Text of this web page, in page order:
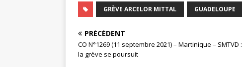
GRÈVE ARCELOR MITTAL GUADELOUPE
PRÉCÉDENT
CO N°1269 (11 septembre 2021) – Martinique – SMTVD :
la grève se poursuit